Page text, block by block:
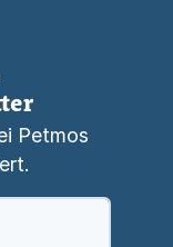
Petmos